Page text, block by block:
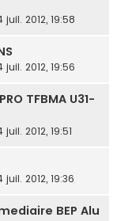
juil. 2012, 19:58
juil. 2012, 19:56
TFBMA U31-
juil. 2012, 19:51
juil. 2012, 19:36
BEP Alu